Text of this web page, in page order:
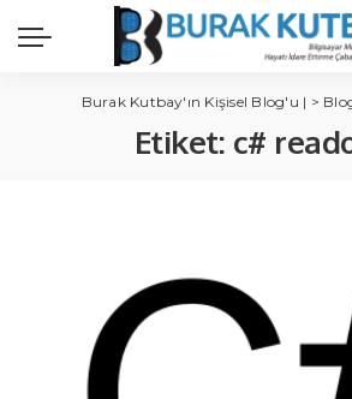
Burak Kutbay'ın Kişisel Blog'u | >
Etiket: c#